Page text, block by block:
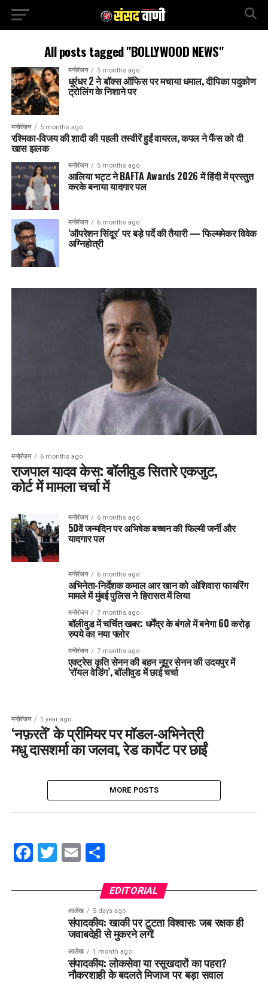
All posts tagged "BOLLYWOOD NEWS"
मनोरंजन 5 months ago
धुरंधर 2 ने बॉक्स ऑफिस पर मचाया धमाल, दीपिका पदुकोण
ट्रोलिंग के निशाने पर
मनोरंजन 5 months ago
रश्मिका-विजय की शादी की पहली तस्वीरें हुईं वायरल, कपल ने फैंस को दी
खास झलक
मनोरंजन 5 months ago
आलिया भट्ट ने BAFTA Awards 2026 में हिंदी में प्रस्तुत
करके बनाया यादगार पल
मनोरंजन 6 months ago
‘ऑपरेशन सिंदूर’ पर बड़े पर्दे की तैयारी — फिल्ममेकर विवेक
अग्निहोत्री
मनोरंजन 6 months ago
राजपाल यादव केस: बॉलीवुड सितारे एकजुट,
कोर्ट में मामला चर्चा में
मनोरंजन 6 months ago
50वें जन्मदिन पर अभिषेक बच्चन की फिल्मी जर्नी और
यादगार पल
मनोरंजन 6 months ago
अभिनेता-निर्देशक कमाल आर खान को ओशिवारा फायरिंग
मामले में मुंबई पुलिस ने हिरासत में लिया
मनोरंजन 7 months ago
बॉलीवुड में चर्चित खबर: धर्मेंद्र के बंगले में बनेगा 60 करोड़
रुपये का नया फ्लोर
मनोरंजन 7 months ago
एक्ट्रेस कृति सेनन की बहन नूपुर सेनन की उदयपुर में
‘रॉयल वेडिंग’, बॉलीवुड में छाई चर्चा
मनोरंजन 1 year ago
‘नफ़रतें’ के प्रीमियर पर मॉडल-अभिनेत्री
मधु दासशर्मा का जलवा, रेड कार्पेट पर छाईं
MORE POSTS
Facebook
Twitter
Email
EDITORIAL
आलेख 5 days ago
संपादकीय: खाकी पर टूटता विश्वास: जब रक्षक ही
जवाबदेही से मुकरने लगें!
आलेख 1 month ago
संपादकीय: लोकसेवा या रसूखदारों का पहरा?
नौकरशाही के बदलते मिजाज पर बड़ा सवाल